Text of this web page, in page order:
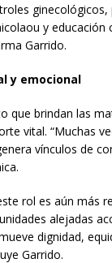
y
Garrido.
y emocional
que brindan las
vital. “Muchas
vínculos de
rol es aún más
alejadas
dignidad,
Garrido.